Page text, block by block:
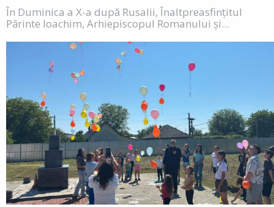
În Duminica a X-a după Rusalii, Înaltpreasfințitul
Părinte Ioachim, Arhiepiscopul Romanului și...